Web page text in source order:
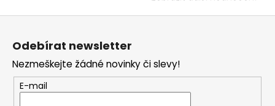
Odebírat newsletter
Nezmeškejte žádné novinky či slevy!
E-mail